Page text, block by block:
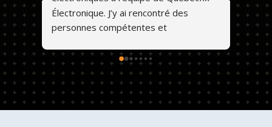
Électronique. J’y ai rencontré des
personnes compétentes et
qualité et les prix sont abordables. 💕😊